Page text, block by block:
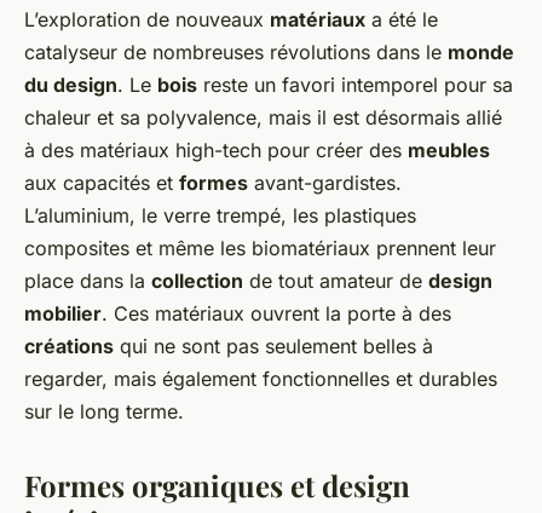
L’exploration de nouveaux matériaux a été le
catalyseur de nombreuses révolutions dans le monde
du design. Le bois reste un favori intemporel pour sa
chaleur et sa polyvalence, mais il est désormais allié
à des matériaux high-tech pour créer des meubles
aux capacités et formes avant-gardistes.
L’aluminium, le verre trempé, les plastiques
composites et même les biomatériaux prennent leur
place dans la collection de tout amateur de design
mobilier. Ces matériaux ouvrent la porte à des
créations qui ne sont pas seulement belles à
regarder, mais également fonctionnelles et durables
sur le long terme.
Formes organiques et design